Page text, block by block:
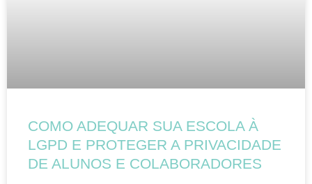
COMO ADEQUAR SUA ESCOLA À
LGPD E PROTEGER A PRIVACIDADE
DE ALUNOS E COLABORADORES